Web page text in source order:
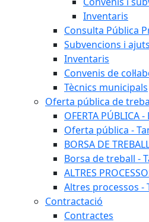
Inventaris
Consulta Pública
Subvencions i ajuts
Inventaris
Convenis de
Tècnics municipals
Oferta pública de
OFERTA PÚBLICA
Oferta pública -
BORSA DE
Borsa de treball -
ALTRES
Altres processos -
Contractació
Contractes